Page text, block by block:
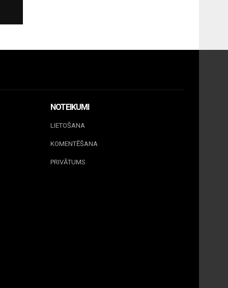
NOTEIKUMI
LIETOŠANA
KOMENTĒŠANA
PRIVĀTUMS